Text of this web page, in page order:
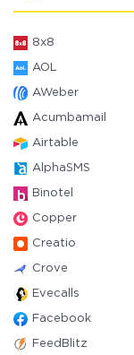
8x8
AOL
AWeber
Acumbamail
Airtable
AlphaSMS
Binotel
Copper
Creatio
Crove
Evecalls
Facebook
FeedBlitz